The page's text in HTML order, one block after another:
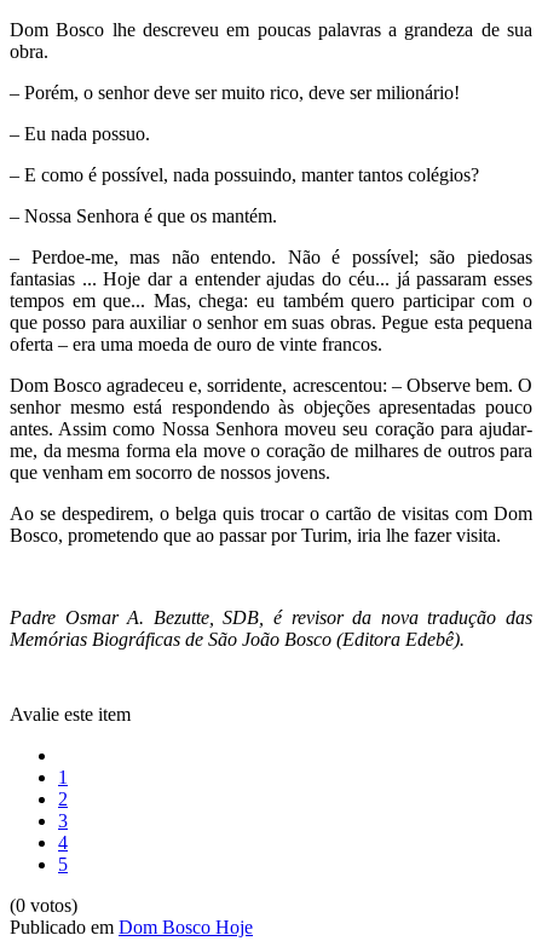
Dom Bosco lhe descreveu em poucas palavras a grandeza de sua
obra.
– Porém, o senhor deve ser muito rico, deve ser milionário!
– Eu nada possuo.
– E como é possível, nada possuindo, manter tantos colégios?
– Nossa Senhora é que os mantém.
– Perdoe-me, mas não entendo. Não é possível; são piedosas
fantasias ... Hoje dar a entender ajudas do céu... já passaram esses
tempos em que... Mas, chega: eu também quero participar com o
que posso para auxiliar o senhor em suas obras. Pegue esta pequena
oferta – era uma moeda de ouro de vinte francos.
Dom Bosco agradeceu e, sorridente, acrescentou: – Observe bem. O
senhor mesmo está respondendo às objeções apresentadas pouco
antes. Assim como Nossa Senhora moveu seu coração para ajudar-
me, da mesma forma ela move o coração de milhares de outros para
que venham em socorro de nossos jovens.
Ao se despedirem, o belga quis trocar o cartão de visitas com Dom
Bosco, prometendo que ao passar por Turim, iria lhe fazer visita.
Padre Osmar A. Bezutte, SDB, é revisor da nova tradução das
Memórias Biográficas de São João Bosco (Editora Edebê).
Avalie este item
1
2
3
4
5
(0 votos)
Publicado em Dom Bosco Hoje